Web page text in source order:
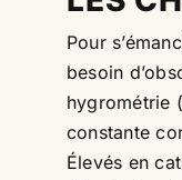
Pour
besoin
hygrométrie
constante
Élevés en